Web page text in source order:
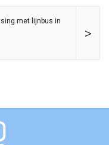
>
met lijnbus in